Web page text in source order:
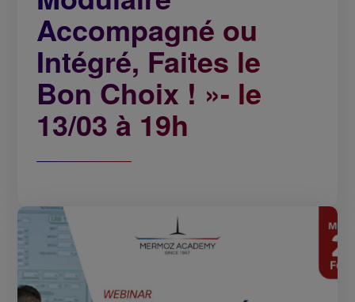
Accompagné ou
Intégré, Faites le
Bon Choix ! »- le
13/03 à 19h